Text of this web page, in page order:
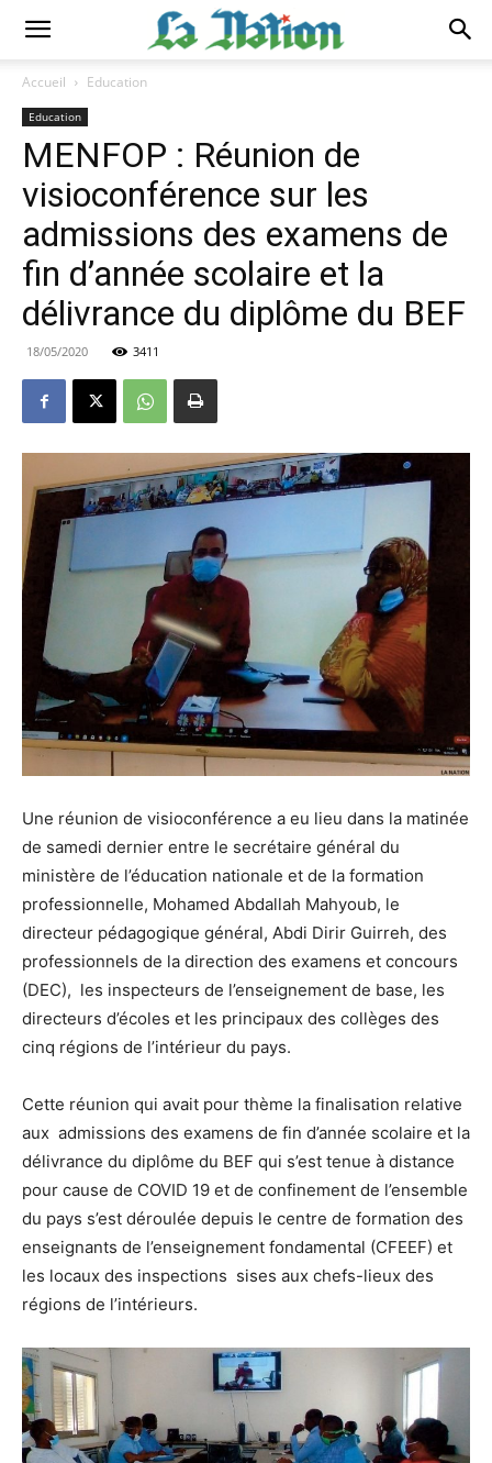
Accueil Education
Education
MENFOP : Réunion de
visioconférence sur les
admissions des examens de
fin d’année scolaire et la
délivrance du diplôme du BEF
18/05/2020 3411
Une réunion de visioconférence a eu lieu dans la matinée
de samedi dernier entre le secrétaire général du
ministère de l’éducation nationale et de la formation
professionnelle, Mohamed Abdallah Mahyoub, le
directeur pédagogique général, Abdi Dirir Guirreh, des
professionnels de la direction des examens et concours
(DEC), les inspecteurs de l’enseignement de base, les
directeurs d’écoles et les principaux des collèges des
cinq régions de l’intérieur du pays.
Cette réunion qui avait pour thème la finalisation relative
aux admissions des examens de fin d’année scolaire et la
délivrance du diplôme du BEF qui s’est tenue à distance
pour cause de COVID 19 et de confinement de l’ensemble
du pays s’est déroulée depuis le centre de formation des
enseignants de l’enseignement fondamental (CFEEF) et
les locaux des inspections sises aux chefs-lieux des
régions de l’intérieurs.